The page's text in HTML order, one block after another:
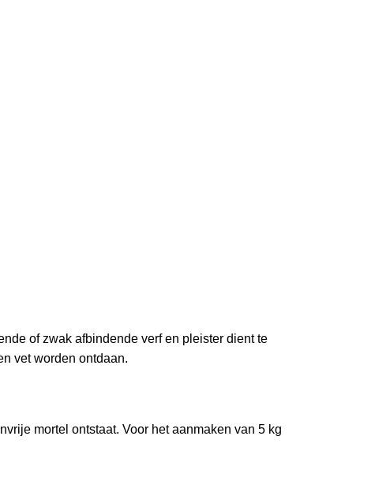
of zwak afbindende verf en pleister dient te
vet worden ontdaan.
mortel ontstaat. Voor het aanmaken van 5 kg